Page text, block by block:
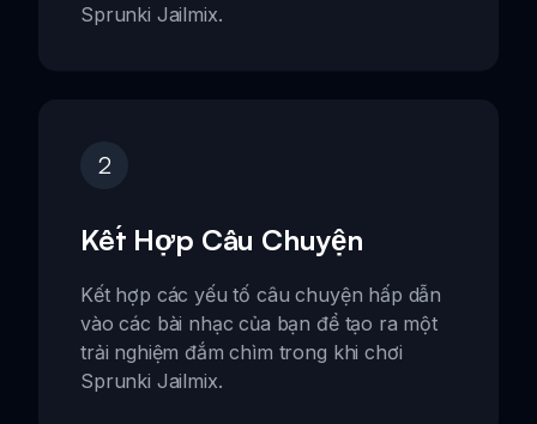
Sprunki Jailmix.
2
Kết Hợp Câu Chuyện
Kết hợp các yếu tố câu chuyện hấp dẫn
vào các bài nhạc của bạn để tạo ra một
trải nghiệm đắm chìm trong khi chơi
Sprunki Jailmix.